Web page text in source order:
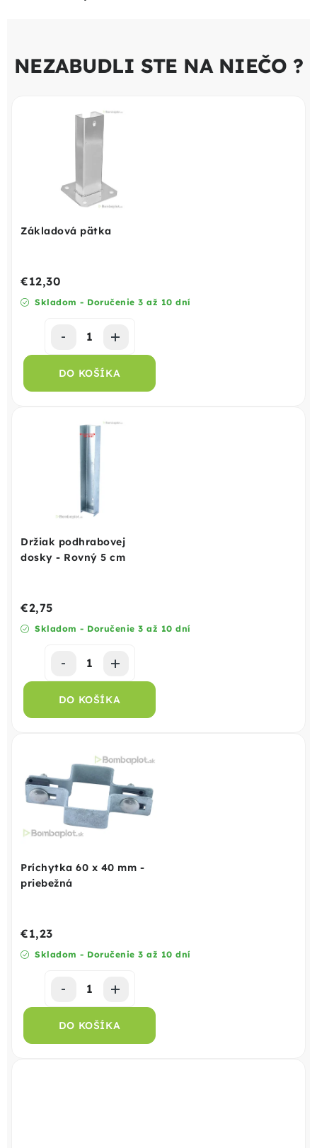
NEZABUDLI STE NA NIEČO ?
Základová pätka
Skladom - Doručenie 3 až 10 dní
€12,30
DO KOŠÍKA
Držiak podhrabovej
dosky - Rovný 5 cm
Skladom - Doručenie 3 až 10 dní
€2,75
DO KOŠÍKA
Príchytka 60 x 40 mm -
priebežná
Skladom - Doručenie 3 až 10 dní
€1,23
DO KOŠÍKA